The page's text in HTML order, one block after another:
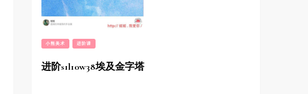
小熊美术 进阶课
进阶s1l10w38埃及金字塔